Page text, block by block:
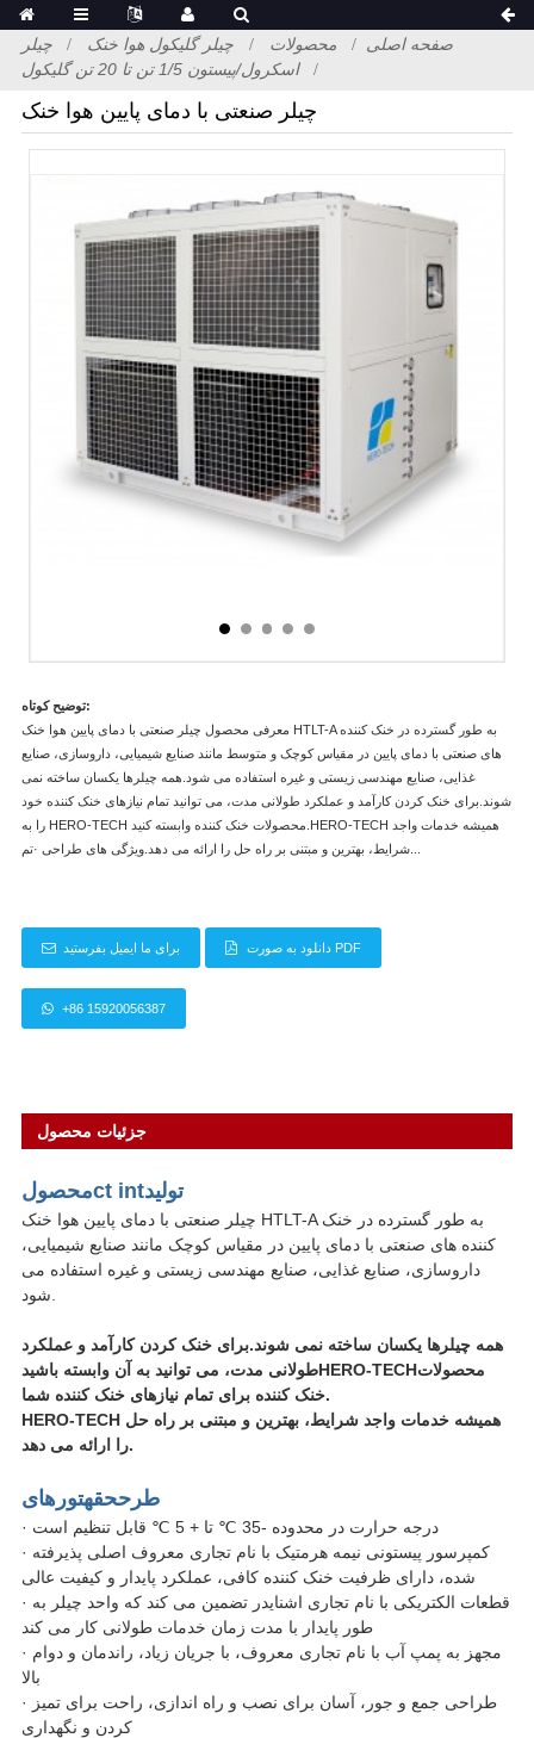
صفحه اصلی محصولات چیلر گلیکول هوا خنک
چیلر
اسکرول/پیستون 1/5 تن تا 20 تن گلیکول
چیلر صنعتی با دمای پایین هوا خنک
توضیح کوتاه:
معرفی محصول چیلر صنعتی با دمای پایین هوا خنک HTLT-A به طور گسترده در خنک کننده
های صنعتی با دمای پایین در مقیاس کوچک و متوسط ​​مانند صنایع شیمیایی، داروسازی، صنایع
غذایی، صنایع مهندسی زیستی و غیره استفاده می شود.همه چیلرها یکسان ساخته نمی
شوند.برای خنک کردن کارآمد و عملکرد طولانی مدت، می توانید تمام نیازهای خنک کننده خود
را به HERO-TECH محصولات خنک کننده وابسته کنید.HERO-TECH همیشه خدمات واجد
شرایط، بهترین و مبتنی بر راه حل را ارائه می دهد.ویژگی های طراحی ·تم...
برای ما ایمیل بفرستید دانلود به صورت PDF
+86 15920056387
جزئیات محصول
محصولct intتولید
چیلر صنعتی با دمای پایین هوا خنک HTLT-A به طور گسترده در خنک
کننده های صنعتی با دمای پایین در مقیاس کوچک مانند صنایع شیمیایی،
داروسازی، صنایع غذایی، صنایع مهندسی زیستی و غیره استفاده می
همه چیلرها یکسان ساخته نمی شوند.برای خنک کردن کارآمد و عملکرد
طولانی مدت، می توانید به آن وابسته باشیدHERO-TECHمحصولات
خنک کننده برای تمام نیازهای خنک کننده شما.
HERO-TECH همیشه خدمات واجد شرایط، بهترین و مبتنی بر راه حل
را ارائه می دهد.
طرححقهتورهای
· درجه حرارت در محدوده -35 ℃ تا + 5 ℃ قابل تنظیم است
· کمپرسور پیستونی نیمه هرمتیک با نام تجاری معروف اصلی پذیرفته
شده، دارای ظرفیت خنک کننده کافی، عملکرد پایدار و کیفیت عالی
· قطعات الکتریکی با نام تجاری اشنایدر تضمین می کند که واحد چیلر به
طور پایدار با مدت زمان خدمات طولانی کار می کند
· مجهز به پمپ آب با نام تجاری معروف، با جریان زیاد، راندمان و دوام
بالا
· طراحی جمع و جور، آسان برای نصب و راه اندازی، راحت برای تمیز
کردن و نگهداری